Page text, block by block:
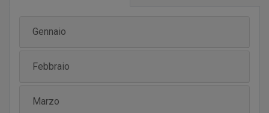
Gennaio
Febbraio
Marzo